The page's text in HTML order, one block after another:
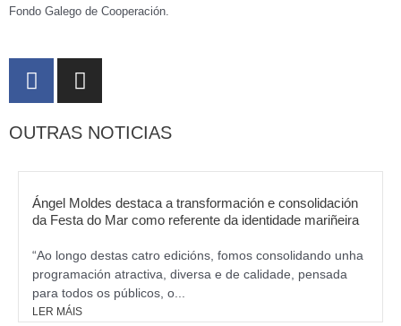
Fondo Galego de Cooperación.
F
a
e
o
o
k
I
n
t
g
r
a
m
OUTRAS NOTICIAS
Ángel Moldes destaca a transformación e consolidación
da Festa do Mar como referente da identidade mariñeira
“Ao longo destas catro edicións, fomos consolidando unha
programación atractiva, diversa e de calidade, pensada
para todos os públicos, o...
LER MÁIS